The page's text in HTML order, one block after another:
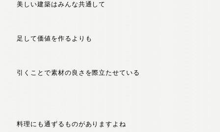
美しい建築はみんな共通して
足して価値を作るよりも
引くことで素材の良さを際立たせている
料理にも通ずるものがありますよね